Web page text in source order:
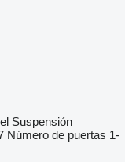
Suspensión
Número de puertas 1-